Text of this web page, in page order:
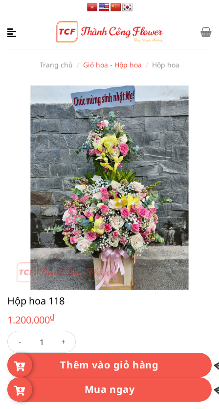
nội
Trang chủ / Giỏ hoa - Hộp hoa / Hộp hoa
Hộp hoa 118
1.200.000₫
Hộp hoa 118 số lượng
Thêm vào giỏ hàng
Mua ngay